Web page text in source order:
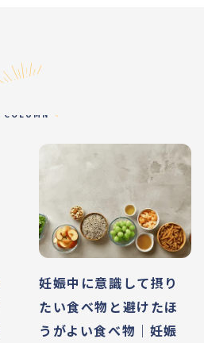
COLUMN
妊娠中に意識して摂り
たい食べ物と避けたほ
うがよい食べ物｜妊娠